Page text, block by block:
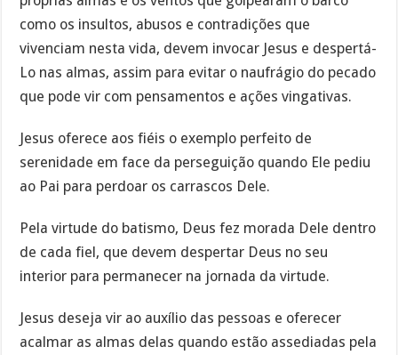
como os insultos, abusos e contradições que
vivenciam nesta vida, devem invocar Jesus e despertá-
Lo nas almas, assim para evitar o naufrágio do pecado
que pode vir com pensamentos e ações vingativas.
Jesus oferece aos fiéis o exemplo perfeito de
serenidade em face da perseguição quando Ele pediu
ao Pai para perdoar os carrascos Dele.
Pela virtude do batismo, Deus fez morada Dele dentro
de cada fiel, que devem despertar Deus no seu
interior para permanecer na jornada da virtude.
Jesus deseja vir ao auxílio das pessoas e oferecer
acalmar as almas delas quando estão assediadas pela